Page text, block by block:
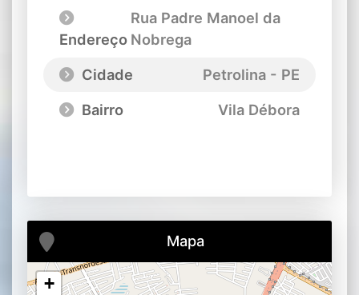
Endereço
Rua Padre Manoel da
Nobrega
Cidade
Petrolina - PE
Bairro
Vila Débora
Mapa
+